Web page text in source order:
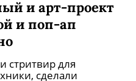
зимнюю